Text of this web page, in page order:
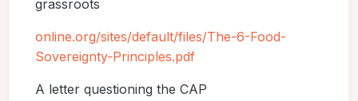
grassroots
online.org/sites/default/files/The-6-Food-
Sovereignty-Principles.pdf
A letter questioning the CAP